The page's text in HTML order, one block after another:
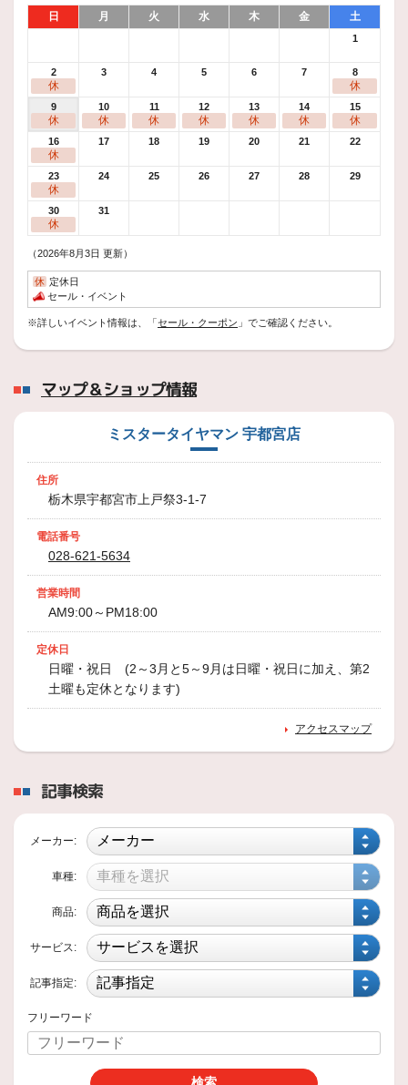
2024年6月14日
2024年2月27日
REGNO GR-XⅢ
いつもミスタータイヤマン宇都宮店WEBをご覧いただきありがとうございます。
スタッフ日記
スタッフ日記
215/65R16 109R ブリヂストンGL-R
日 月 火 水 木 金 土
1
2
休
3 4 5 6 7 8
休
9
休
10
休
11
休
12
休
13
休
14
休
15
休
16
休
17 18 19 20 21 22
23
休
24 25 26 27 28 29
30
休
31
（2026年8月3日 更新）
休 定休日
セール・イベント
※詳しいイベント情報は、「セール・クーポン 」でご確認ください。
マップ＆ショップ情報
ミスタータイヤマン 宇都宮店
住所
栃木県宇都宮市上戸祭3-1-7
電話番号
028-621-5634
営業時間
AM9:00～PM18:00
定休日
日曜・祝日 (2～3月と5～9月は日曜・祝日に加え、第2
土曜も定休となります)
アクセスマップ
記事検索
メーカー:
車種:
商品:
サービス:
記事指定:
フリーワード